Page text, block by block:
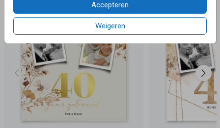
Accepteren
Weigeren